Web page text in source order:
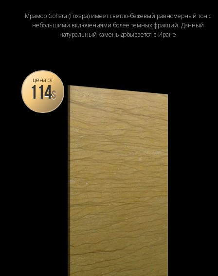
Мрамор Gohara (Гохара) имеет светло-бежевый равномерный тон с
небольшими включениями более темных фракций. Данный
натуральный камень добывается в Иране
цена от
114$